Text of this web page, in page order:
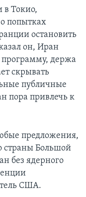
в Токио,
попытках
остановить
он, Иран
держа
скрывать
публичные
пора привлечь к
предложения,
страны Большой
без ядерного
США.